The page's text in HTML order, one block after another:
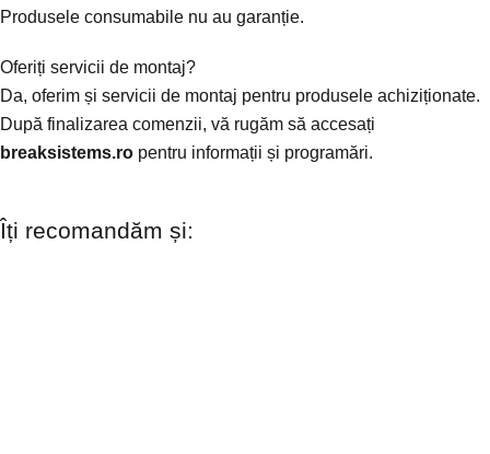
Produsele consumabile nu au garanție.
Oferiți servicii de montaj?
Da, oferim și servicii de montaj pentru produsele achiziționate.
După finalizarea comenzii, vă rugăm să accesați
breaksistems.ro pentru informații și programări.
Îți recomandăm și: